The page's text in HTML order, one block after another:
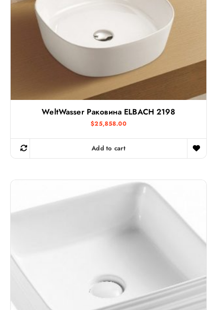
WeltWasser Раковина ELBACH 2198
$25,858.00
Add to cart